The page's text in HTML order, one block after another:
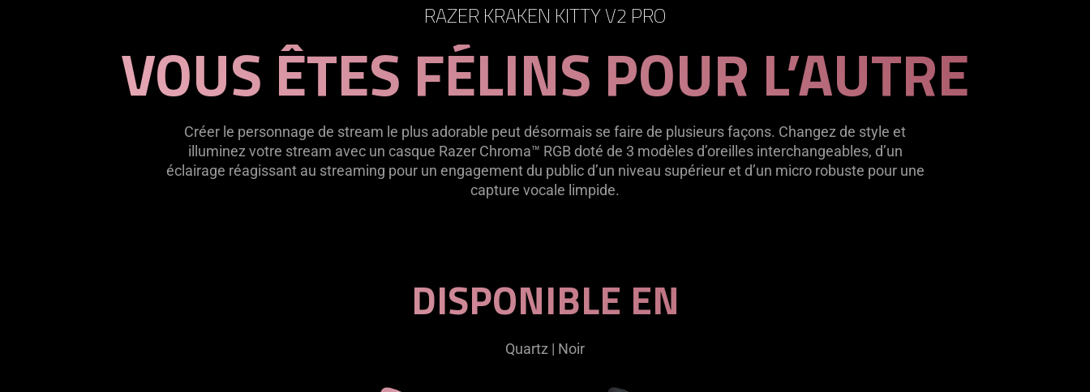
RAZER KRAKEN KITTY V2 PRO
VOUS ÊTES FÉLINS POUR L’AUTRE
Créer le personnage de stream le plus adorable peut désormais se faire de plusieurs façons. Changez de style et
illuminez votre stream avec un casque Razer Chroma™ RGB doté de 3 modèles d’oreilles interchangeables, d’un
éclairage réagissant au streaming pour un engagement du public d’un niveau supérieur et d’un micro robuste pour une
capture vocale limpide.
DISPONIBLE EN
Quartz | Noir